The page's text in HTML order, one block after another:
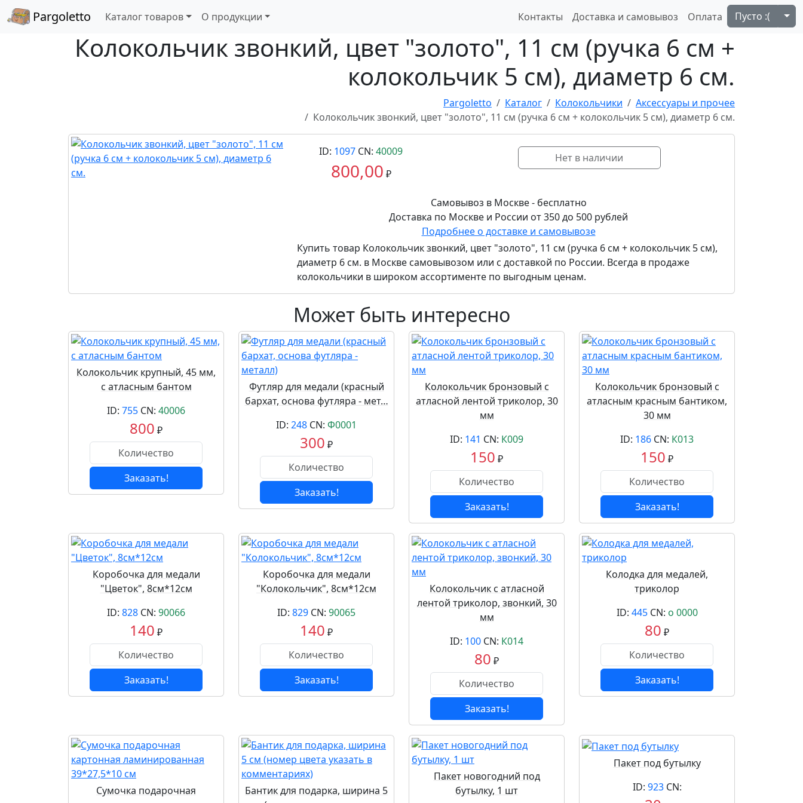
Pargoletto Каталог товаров О продукции Контакты Доставка и самовывоз Оплата Пусто :(
Колокольчик звонкий, цвет "золото", 11 cм (ручка 6 cм +
колокольчик 5 cм), диаметр 6 cм.
Pargoletto Каталог Колокольчики
Аксессуары и прочее
Колокольчик звонкий, цвет "золото", 11 cм (ручка 6 cм + колокольчик 5 cм), диаметр 6 cм.
ID: 1097 CN:40009
800,00 ₽
Нет в наличии
Самовывоз в Москве - бесплатно
Доставка по Москве и России от 350 до 500 рублей
Подробнее о доставке и самовывозе
Купить товар Колокольчик звонкий, цвет "золото", 11 cм (ручка 6 cм + колокольчик 5 cм),
диаметр 6 cм. в Москве самовывозом или с доставкой по России. Всегда в продаже
колокольчики в широком ассортименте по выгодным ценам.
Может быть интересно
Колокольчик крупный, 45 мм,
с атласным бантом
ID: 755 CN: 40006
800 ₽
Заказать!
Футляр для медали (красный
бархат, основа футляра - мет…
ID: 248 CN: Ф0001
300 ₽
Заказать!
Колокольчик бронзовый с
атласной лентой триколор, 30
мм
ID: 141 CN: К009
150 ₽
Заказать!
Колокольчик бронзовый с
атласным красным бантиком,
30 мм
ID: 186 CN: К013
150 ₽
Заказать!
Коробочка для медали
"Цветок", 8см*12см
ID: 828 CN: 90066
140 ₽
Заказать!
Коробочка для медали
"Колокольчик", 8см*12см
ID: 829 CN: 90065
140 ₽
Заказать!
Колокольчик с атласной
лентой триколор, звонкий, 30
мм
ID: 100 CN: К014
80 ₽
Заказать!
Колодка для медалей,
триколор
ID: 445CN: о 0000
80 ₽
Заказать!
Сумочка подарочная
Бантик для подарка, ширина 5
Пакет новогодний под
бутылку, 1 шт
Пакет под бутылку
ID: 923CN: